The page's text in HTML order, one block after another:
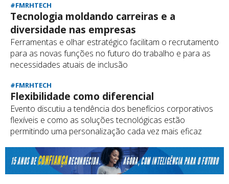
#FMRHTECH
Tecnologia moldando carreiras e a
diversidade nas empresas
Ferramentas e olhar estratégico facilitam o recrutamento
para as novas funções no futuro do trabalho e para as
necessidades atuais de inclusão
#FMRHTECH
Flexibilidade como diferencial
Evento discutiu a tendência dos benefícios corporativos
flexíveis e como as soluções tecnológicas estão
permitindo uma personalização cada vez mais eficaz